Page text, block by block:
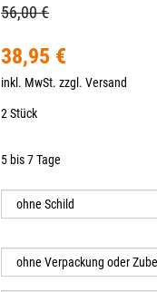
56,00 €
38,95 €
inkl. MwSt. zzgl.Versand
2 Stück
5 bis 7 Tage